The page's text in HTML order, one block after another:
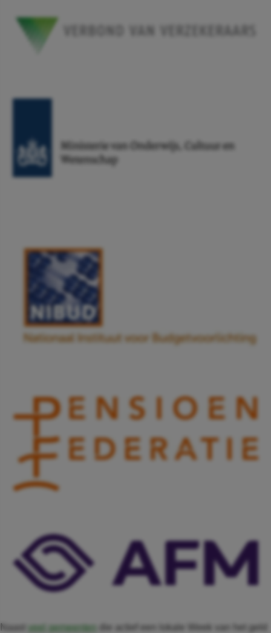
Naast veel gemeenten
die actief een lokale Week van het geld